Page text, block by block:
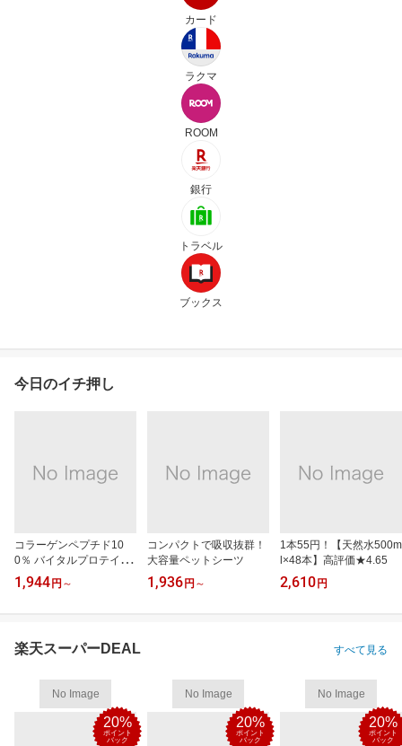
カード
ラクマ
ROOM
銀行
トラベル
ブックス
今日のイチ押し
コラーゲンペプチド10
0％ バイタルプロテイン
ズ
1,944 円 ～
コンパクトで吸収抜群！
大容量ペットシーツ
1,936 円 ～
1本55円！【天然水500m
l×48本】高評価★4.65
2,610 円
楽天スーパーDEAL すべて見る
No Image
20%
ポイント
バック
No Image
20%
ポイント
バック
No Image
20%
ポイント
バック